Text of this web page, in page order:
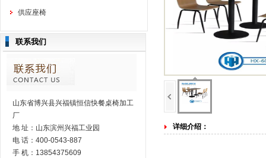
供应座椅
联系我们
山东省博兴县兴福镇恒信快餐桌椅加工
厂
地 址：山东滨州兴福工业园
电 话：400-0543-887
手 机：13854375609
详细介绍：